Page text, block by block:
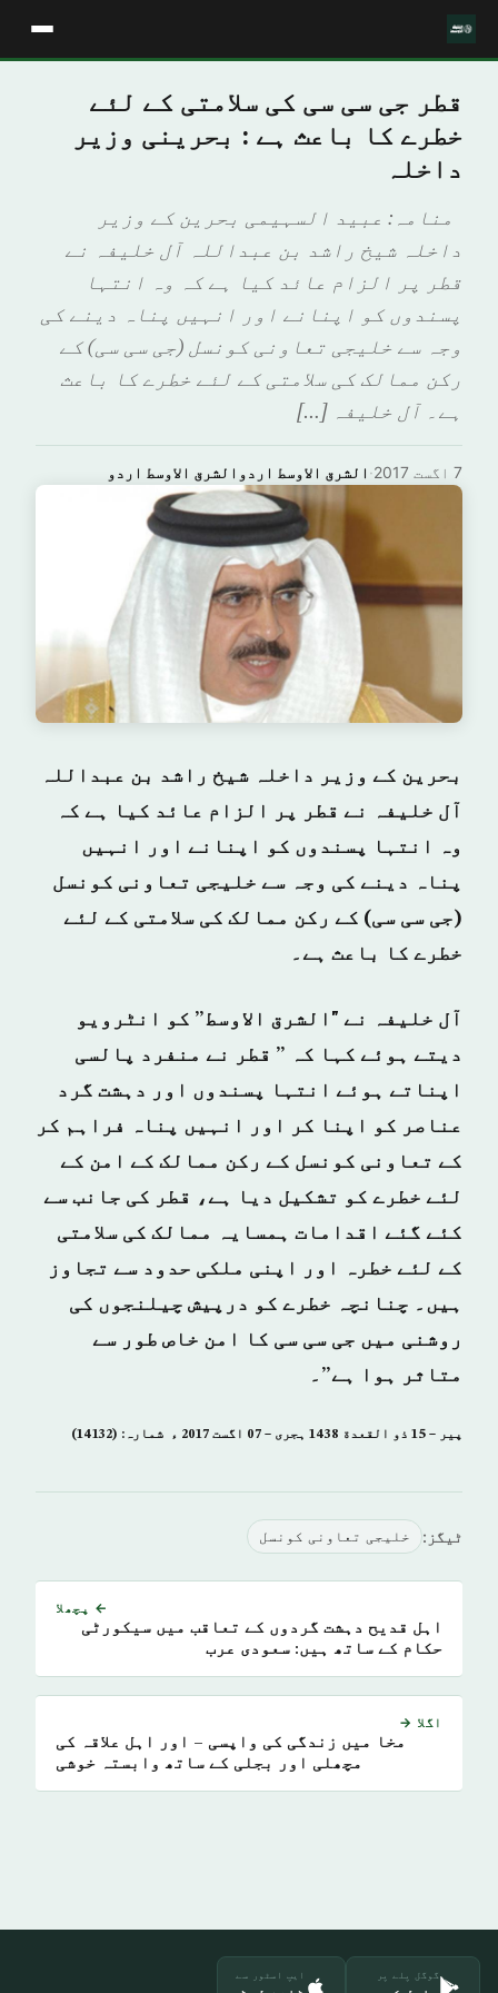
قطر جی سی سی کی سلامتی کے لئے
خطرے کا باعث ہے : بحرینی وزیر
داخلہ
منامہ: عبيد السہیمی بحرین کے وزیر
داخلہ شیخ راشد بن عبداللہ آل خلیفہ نے
قطر پر الزام عائد کیا ہے کہ وہ انتہا
پسندوں کو اپنانے اور انہیں پناہ دینے کی
وجہ سے خلیجی تعاونی کونسل (جی سی سی) کے
رکن ممالک کی سلامتی کے لئے خطرے کا باعث
ہے۔ آل خلیفہ […]
الشرق الاوسط اردوالشرق الاوسط اردو · 7 اگست 2017
بحرین کے وزیر داخلہ شیخ راشد بن عبداللہ
آل خلیفہ نے قطر پر الزام عائد کیا ہے کہ
وہ انتہا پسندوں کو اپنانے اور انہیں
پناہ دینے کی وجہ سے خلیجی تعاونی کونسل
(جی سی سی) کے رکن ممالک کی سلامتی کے لئے
خطرے کا باعث ہے۔
آل خلیفہ نے "الشرق الاوسط” کو انٹرویو
دیتے ہوئے کہا کہ ” قطر نے منفرد پالسی
اپناتے ہوئے انتہا پسندوں اور دہشت گرد
عناصر کو اپنا کر اور انہیں پناہ فراہم کر
کے تعاونی کونسل کے رکن ممالک کے امن کے
لئے خطرے کو تشکیل دیا ہے، قطر کی جانب سے
کئے گئے اقدامات ہمسایہ ممالک کی سلامتی
کے لئے خطرہ اور اپنی ملکی حدود سے تجاوز
ہیں۔ چنانچہ خطرے کو درپیش چیلنجوں کی
روشنی میں جی سی سی کا امن خاص طور سے
متاثر ہوا ہے”۔
پیر – 15 ذو القعدة 1438 ہجری – 07 اگست 2017 ء شمارہ: (14132)
ٹیگز: خلیجی تعاونی کونسل
← پچھلا
اہل قدیح دہشت گردوں کے تعاقب میں سیکورٹی
حکام کے ساتھ ہیں: سعودی عرب
اگلا →
مخا میں زندگی کی واپسی – اور اہل علاقہ کی
مچھلی اور بجلی کے ساتھ وابستہ خوشی
گوگل پلے پر ایپ اسٹور سے